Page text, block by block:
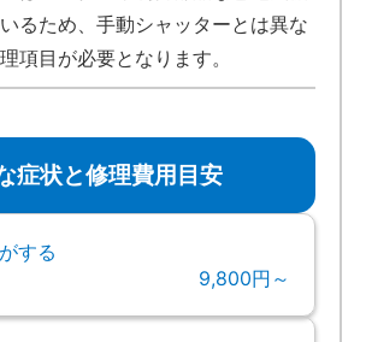
るため、手動シャッターとは異な
項目が必要となります。
症状と修理費用目安
する
9,800円～